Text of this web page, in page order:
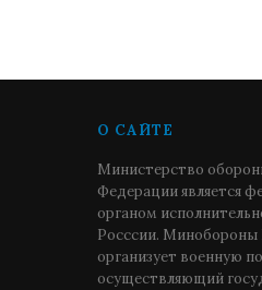
О САЙТЕ
Министерство
Федерации является
органом
Росссии. Минобороны
организует военную
осуществляющий